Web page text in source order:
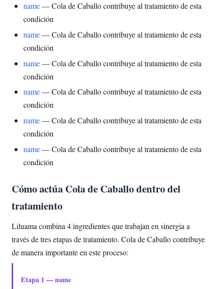
name— Cola de Caballo contribuye al tratamiento de esta
condición
name— Cola de Caballo contribuye al tratamiento de esta
condición
name— Cola de Caballo contribuye al tratamiento de esta
condición
name— Cola de Caballo contribuye al tratamiento de esta
condición
name— Cola de Caballo contribuye al tratamiento de esta
condición
name— Cola de Caballo contribuye al tratamiento de esta
condición
Cómo actúa Cola de Caballo dentro del
tratamiento
Liluama combina 4 ingredientes que trabajan en sinergia a
través de tres etapas de tratamiento. Cola de Caballo contribuye
de manera importante en este proceso:
Etapa 1 — name